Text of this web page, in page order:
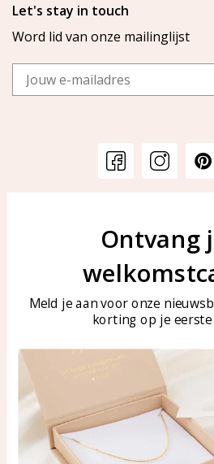
Let's stay in touch
Word lid van onze mailinglijst
Email
Veelgestelde vragen
Sieraden onderhouden
n.nl
Producten
Alle producten
Nieuwe producten
Ontvang
Meld je aan voor onze
korting op je eerste